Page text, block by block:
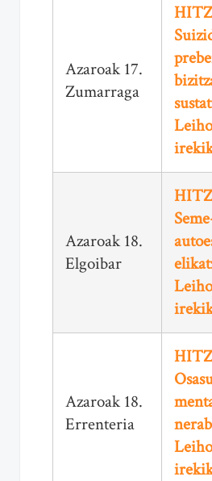
Azaroak 17.
Zumarraga
Azaroak 18.
Elgoibar
Azaroak 18.
Errenteria